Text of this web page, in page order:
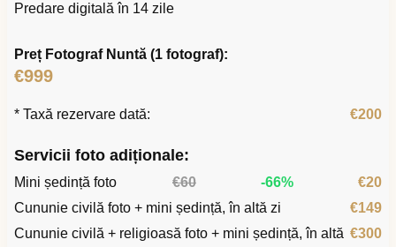
Predare digitală în 14 zile
Preț Fotograf Nuntă (1 fotograf):
€999
* Taxă rezervare dată: €200
Servicii foto adiționale:
Mini ședință foto €60 -66%
€20
Cununie civilă foto + mini ședință, în altă zi
€149
Cununie civilă + religioasă foto + mini ședință, în altă €300